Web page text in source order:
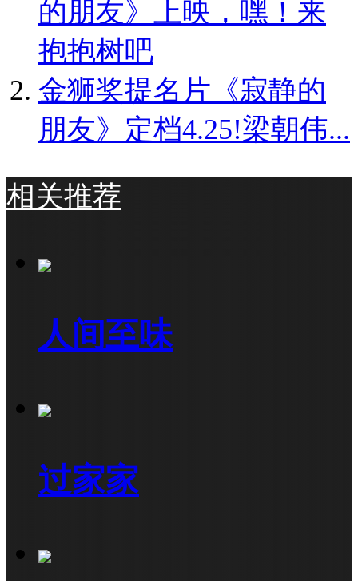
的朋友》上映，嘿！来
抱抱树吧
金狮奖提名片《寂静的
朋友》定档4.25!梁朝伟...
相关推荐
人间至味
过家家